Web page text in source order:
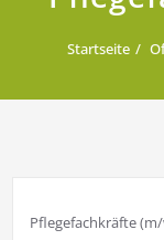
Startseite
Pflegefachkräfte